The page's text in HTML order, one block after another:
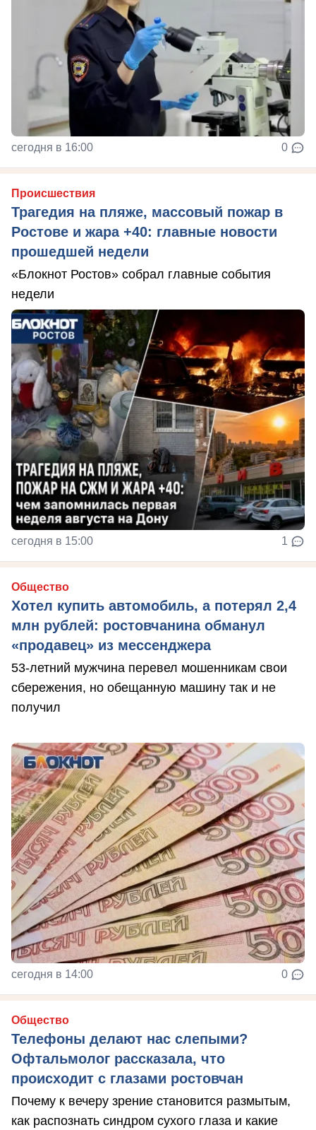
сегодня в 16:00 0
Происшествия
Трагедия на пляже, массовый пожар в
Ростове и жара +40: главные новости
прошедшей недели
«Блокнот Ростов» собрал главные события
недели
сегодня в 15:00 1
Общество
Хотел купить автомобиль, а потерял 2,4
млн рублей: ростовчанина обманул
«продавец» из мессенджера
53-летний мужчина перевел мошенникам свои
сбережения, но обещанную машину так и не
получил
сегодня в 14:00 0
Общество
Телефоны делают нас слепыми?
Офтальмолог рассказала, что
происходит с глазами ростовчан
Почему к вечеру зрение становится размытым,
как распознать синдром сухого глаза и какие